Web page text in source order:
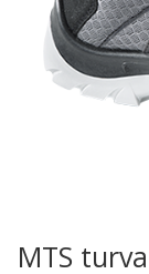
MTS